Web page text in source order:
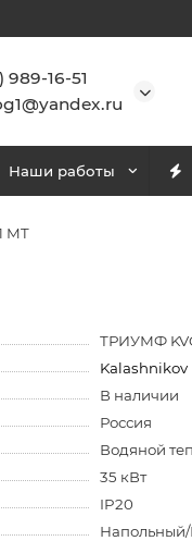
989-16-51
Наши работы
MT
ТРИУМФ
Kalashnikov
В наличии
Россия
Водяной
35 кВт
IP20